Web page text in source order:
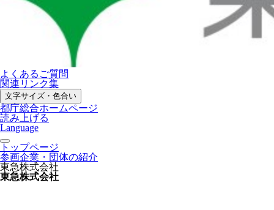
よくあるご質問
関連リンク集
文字サイズ・色合い
都庁総合ホームページ
読み上げる
Language
トップページ
参画企業・団体の紹介
東急株式会社
東急株式会社